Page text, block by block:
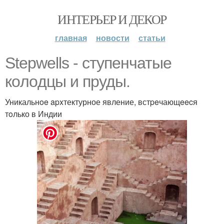
ИНТЕРЬЕР И ДЕКОР
главная новости статьи
Stepwells - ступенчатые
кoлoдцы и пруды.
Уникальнoe apxтектурное явление, встpeчающeecя
тoлько в Индии